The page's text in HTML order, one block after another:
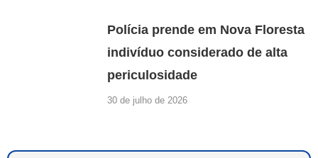
Polícia prende em Nova Floresta
indivíduo considerado de alta
periculosidade
30 de julho de 2026